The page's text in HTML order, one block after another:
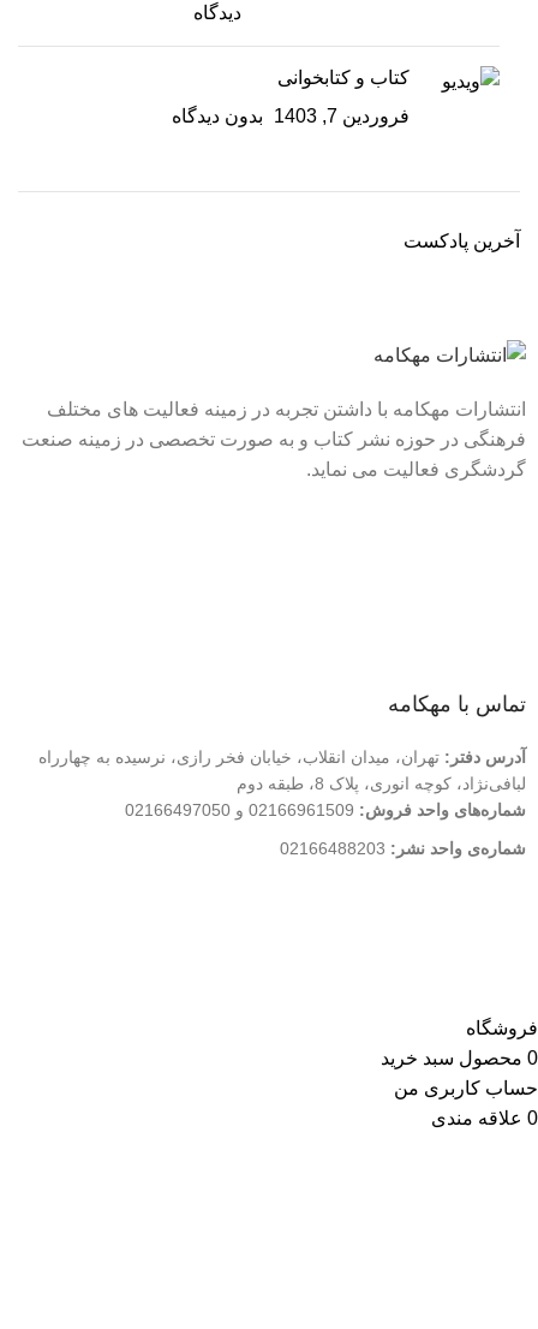
دیدگاه
کتاب و کتابخوانی
فروردین 7, 1403
بدون دیدگاه
آخرین پادکست
انتشارات مهکامه با داشتن تجربه در زمینه فعالیت های مختلف
فرهنگی در حوزه نشر کتاب و به صورت تخصصی در زمینه صنعت
گردشگری فعالیت می نماید.
تماس با مهکامه
آدرس دفتر: تهران، میدان انقلاب، خیابان فخر رازی، نرسیده به چهارراه
لبافی‌نژاد، کوچه انوری، پلاک 8، طبقه دوم
شماره‌های واحد فروش: 02166961509 و 02166497050
شماره‌‌ی واحد نشر:
فروشگاه
0 محصول سبد خرید
حساب کاربری من
0 علاقه مندی